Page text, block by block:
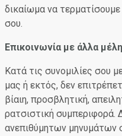
δικαίωμα να
σου.
Επικοινωνία με άλλα μέλη
Κατά τις συνομιλίες σου
μας ή εκτός, δεν
βίαιη, προσβλητική,
ρατσιστική συμπεριφορά.
ανεπιθύμητων μηνυμάτων